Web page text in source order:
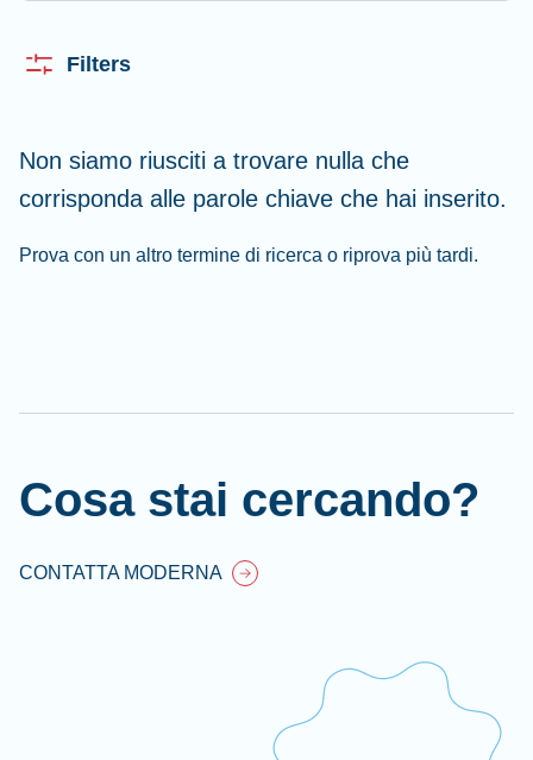
Filters
Non siamo riusciti a trovare nulla che
corrisponda alle parole chiave che hai inserito.
Prova con un altro termine di ricerca o riprova più tardi.
Cosa stai cercando?
CONTATTA MODERNA